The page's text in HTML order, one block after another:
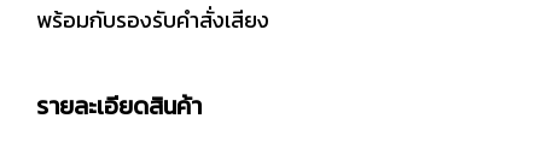
พร้อมกับรองรับคำสั่งเสียง
รายละเอียดสินค้า